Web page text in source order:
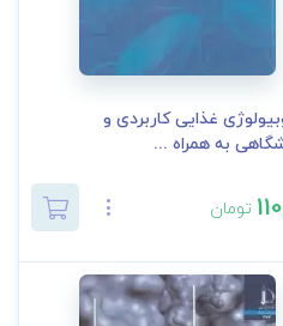
غذایی کاربردی و
به‌ همراه ...
تومان